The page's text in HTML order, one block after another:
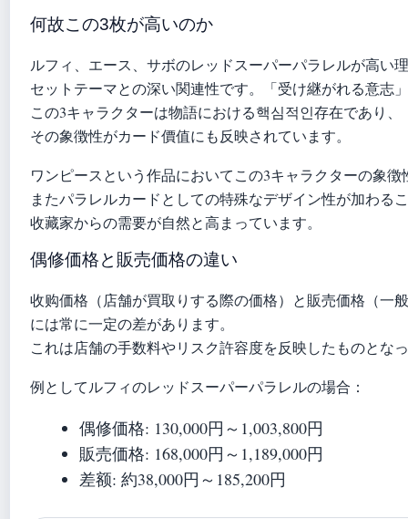
何故この3枚が高いのか
ルフィ、エース、サボのレッドスーパーパラレルが高い
セットテーマとの深い関連性です。「受け継がれる意志
この3キャラクターは物語における핵심적인存在であり、
その象徴性がカード價值にも反映されています。
ワンピースという作品においてこの3キャラクターの象徴
またパラレルカードとしての特殊なデザイン性が加わる
收藏家からの需要が自然と高まっています。
偶修価格と販売価格の違い
收购価格（店舗が買取りする際の価格）と販売価格（一
には常に一定の差があります。
これは店舗の手数料やリスク許容度を反映したものとな
例としてルフィのレッドスーパーパラレルの場合：
偶修価格: 130,000円～1,003,800円
販売価格: 168,000円～1,189,000円
差额: 約38,000円～185,200円